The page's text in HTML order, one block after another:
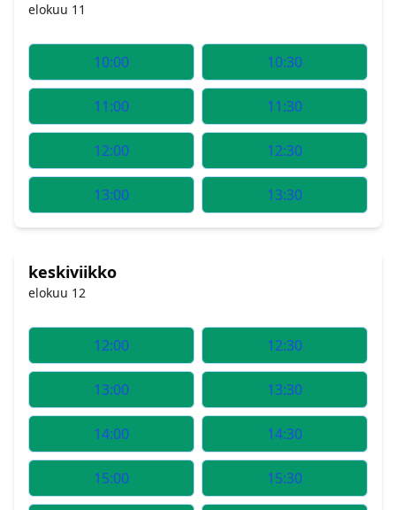
elokuu 11
10:00 10:30
11:00 11:30
12:00 12:30
13:00 13:30
keskiviikko
elokuu 12
12:00 12:30
13:00 13:30
14:00 14:30
15:00 15:30